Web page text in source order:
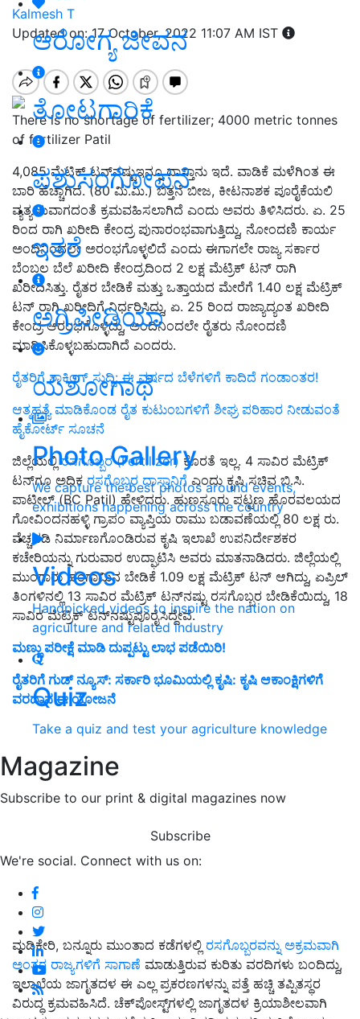
ಆರೋಗ್ಯ ಜೀವನ
ತೋಟಗಾರಿಕೆ
ಪಶುಸಂಗೋಪನೆ
ಇತರೆ
ಅಗ್ರಿಪೀಡಿಯಾ
ಯಶೋಗಾಥೆ
Photo Gallery
We capture the best photos around events,
exhibitions happening across the country
Videos
Handpicked videos to inspire the nation on
agriculture and related industry
Quiz
Take a quiz and test your agriculture knowledge
Magazine
Subscribe to our print & digital magazines now
Subscribe
We're social. Connect with us on:
Kalmesh T
Updated on: 17 October, 2022 11:07 AM IST
There is no shortage of fertilizer; 4000 metric tonnes
of fertilizer Patil
4,085 ಮೆಟಿಕ್‌ ಟನ್‌ನಷ್ಟುಇನ್ನೂ ದಾಸ್ತಾನು ಇದೆ. ವಾಡಿಕೆ ಮಳೆಗಿಂತ ಈ
ಬಾರಿ ಹೆಚ್ಚಾಗಿದೆ. (80 ಮಿ.ಮಿ.) ಬಿತ್ತನೆ ಬೀಜ, ಕೀಟನಾಶಕ ಪೂರೈಕೆಯಲಿ
ವ್ಯತ್ಯಯವಾಗದಂತೆ ಕ್ರಮವಹಿಸಲಾಗಿದೆ ಎಂದು ಅವರು ತಿಳಿಸಿದರು. ಏ. 25
ರಿಂದ ರಾಗಿ ಖರೀದಿ ಕೇಂದ್ರ ಪುನಾರಂಭವಾಗುತ್ತಿದ್ದು, ನೋಂದಣಿ ಕಾರ್ಯ
ಅಂದಿನಿಂದಲೇ ಅರಂಭಗೊಳ್ಳಲಿದೆ ಎಂದು ಈಗಾಗಲೇ ರಾಜ್ಯ ಸರ್ಕಾರ
ಬೆಂಬಲ ಬೆಲೆ ಖರೀದಿ ಕೇಂದ್ರದಿಂದ 2 ಲಕ್ಷ ಮೆಟ್ರಿಕ್‌ ಟನ್‌ ರಾಗಿ
ಖರೀದಿಸಿತ್ತು. ರೈತರ ಬೇಡಿಕೆ ಮತ್ತು ಒತ್ತಾಯದ ಮೇರೆಗೆ 1.40 ಲಕ್ಷ ಮೆಟ್ರಿಕ್‌
ಟನ್‌ ರಾಗಿ ಖರೀದಿಗೆ ನಿರ್ಧರಿಸಿದ್ದು, ಏ. 25 ರಿಂದ ರಾಜ್ಯಾದ್ಯಂತ ಖರೀದಿ
ಕೇಂದ್ರ ಆರಂಭಗೊಳ್ಳಿದ್ದು, ಅಂದಿನಿಂದಲೇ ರೈತರು ನೋಂದಣಿ
ಮಾಡಿಸಿಕೊಳ್ಳಬಹುದಾಗಿದೆ ಎಂದರು.
ರೈತರಿಗೆ ಶಾಕಿಂಗ್ ಸುದ್ದಿ: ಈ ವರ್ಷದ ಬೆಳೆಗಳಿಗೆ ಕಾದಿದೆ ಗಂಡಾಂತರ!
ಆತ್ಮಹತ್ಯೆ ಮಾಡಿಕೊಂಡ ರೈತ ಕುಟುಂಬಗಳಿಗೆ ಶೀಘ್ರ ಪರಿಹಾರ ನೀಡುವಂತೆ
ಹೈಕೋರ್ಟ್‌ ಸೂಚನೆ
ಜಿಲ್ಲೆಯಲ್ಲಿರಸಗೊಬ್ಬರ (Fertilizer) ಕೊರತೆ ಇಲ್ಲ. 4 ಸಾವಿರ ಮೆಟ್ರಿಕ್‌
ಟನ್‌ಗೂ ಅಧಿಕ ರಸಗೊಬ್ಬರ ದಾಸ್ತಾನಿಗೆ ಎಂದು ಕೃಷಿ ಸಚಿವ ಬಿ.ಸಿ.
ಪಾಟೀಲ್‌ (BC Patil) ಹೇಳಿದರು. ಹುಣಸೂರು ಪಟ್ಟಣ ಹೊರವಲಯದ
ಗೋವಿಂದನಹಳ್ಳಿ ಗ್ರಾಪಂ ವ್ಯಾಪ್ತಿಯ ರಾಮು ಬಡಾವಣೆಯಲ್ಲಿ 80 ಲಕ್ಷ ರು.
ವೆಚ್ಚದಡಿ ನಿರ್ಮಾಣಗೊಂಡಿರುವ ಕೃಷಿ ಇಲಾಖೆ ಉಪನಿರ್ದೇಶಕರ
ಕಚೇರಿಯನ್ನು ಗುರುವಾರ ಉದ್ಘಾಟಿಸಿ ಅವರು ಮಾತನಾಡಿದರು. ಜಿಲ್ಲೆಯಲ್ಲಿ
ಮುಂಗಾರು ಹಂಗಾಮಿನ ಬೇಡಿಕೆ 1.09 ಲಕ್ಷ ಮೆಟ್ರಿಕ್‌ ಟನ್‌ ಆಗಿದ್ದು, ಏಪ್ರಿಲ್‌
ತಿಂಗಳಿನಲ್ಲಿ 13 ಸಾವಿರ ಮೆಟ್ರಿಕ್‌ ಟನ್‌ನಷ್ಟು ರಸಗೊಬ್ಬರ ಬೇಡಿಕೆಯಿದ್ದು, 18
ಸಾವಿರ ಮೆಟ್ರಿಕ್‌ ಟನ್‌ನಷ್ಟುಪೂರೈಸಿದ್ದೇವೆ.
ಮಣ್ಣು ಪರೀಕ್ಷೆ ಮಾಡಿ ದುಪ್ಪಟ್ಟು ಲಾಭ ಪಡೆಯಿರಿ!
ರೈತರಿಗೆ ಗುಡ್ ನ್ಯೂಸ್: ಸರ್ಕಾರಿ ಭೂಮಿಯಲ್ಲಿ ಕೃಷಿ: ಕೃಷಿ ಆಕಾಂಕ್ಷಿಗಳಿಗೆ
ವರದಾನ ಈ ಯೋಜನೆ
ಮಡಿಕೇರಿ, ಬನ್ನೂರು ಮುಂತಾದ ಕಡೆಗಳಲ್ಲಿ ರಸಗೊಬ್ಬರವನ್ನು ಅಕ್ರಮವಾಗಿ
ಅಂತರ ರಾಜ್ಯಗಳಿಗೆ ಸಾಗಾಣೆ ಮಾಡುತ್ತಿರುವ ಕುರಿತು ವರದಿಗಳು ಬಂದಿದ್ದು,
ಇಲಾಖೆಯ ಜಾಗೃತದಳ ಈ ಎಲ್ಲ ಪ್ರಕರಣಗಳನ್ನು ಪತ್ತೆ ಹಚ್ಚಿ ತಪ್ಪಿತಸ್ಥರ
ವಿರುದ್ಧ ಕ್ರಮವಹಿಸಿದೆ. ಚೆಕ್‌ಪೋಸ್ಟ್‌ಗಳಲ್ಲಿ ಜಾಗೃತದಳ ಕ್ರಿಯಾಶೀಲವಾಗಿ